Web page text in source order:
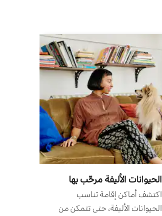
الحيوانات الأليفة مرحّب بها
اكتشف أماكن إقامة تناسب
الحيوانات الأليفة، حتى تتمكن من